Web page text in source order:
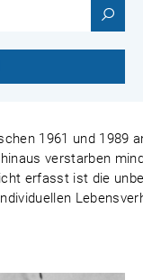
1961 und 1989
verstarben
erfasst ist die